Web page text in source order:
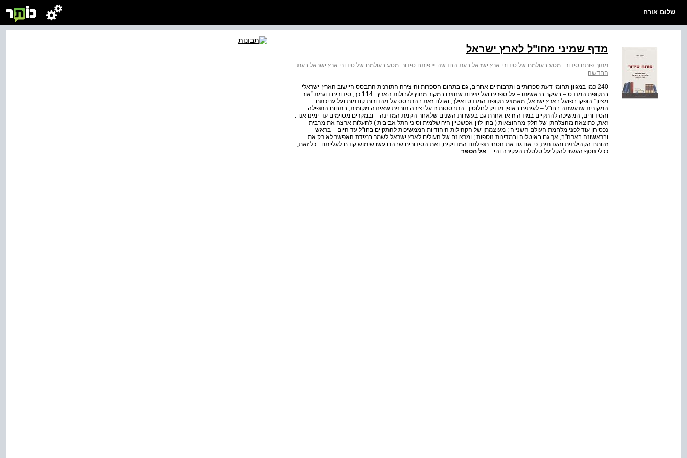
שלום אורח
מדף שמיני מחו"ל לארץ ישראל
מתוך:פותח סידור : מסע בעולמם של סידורי ארץ ישראל בעת החדשה > פותח סידור: מסע בעולמם של סידורי ארץ ישראל בעת
החדשה
240 כמו במגוון תחומי דעת ספרותיים ותרבותיים אחרים, גם בתחום הספרות והיצירה התורנית התבסס היישוב הארץ-ישראלי
בתקופת המנדט – בעיקר בראשיתו – על ספרים ועל יצירות שנוצרו במקור מחוץ לגבולות הארץ . 114 כך, סידורים דוגמת “אור
מציון" הופקו בפועל בארץ ישראל, מאמצע תקופת המנדט ואילך, ואולם זאת בהתבסס על מהדורות קודמות ועל עריכתם
המקורית שנעשתה בחו"ל – לעיתים באופן מדויק לחלוטין . התבססות זו על יצירה תורנית שאיננה מקומית, בתחום התפילה
והסידורים, המשיכה להתקיים במידה זו או אחרת גם בעשרות השנים שלאחר הקמת המדינה – ובמקרים מסוימים עד ימינו אנו .
זאת, כתוצאה מהצלחתן של חלק מההוצאות ( בהן לוין-אפשטיין הירושלמית וסיני התל אביבית ) להעלות ארצה את מרבית
נכסיהן עוד לפני מלחמת העולם השנייה ; מעוצמתן של הקהילות היהודיות הממשיכות להתקיים בחו"ל עד היום – בראש
ובראשונה בארה"ב, אך גם באיטליה ובמדינות נוספות ; ומרצונם של העולים לארץ ישראל לשמר במידת האפשר לא רק את
זהותם הקהילתית והעדתית, כי אם גם את נוסחי תפילתם המדויקים, ואת הסידורים שבהם עשו שימוש קודם לעלייתם . כל זאת,
ככלי נוסף העשוי להקל על טלטלת העקירה והי... אל הספר